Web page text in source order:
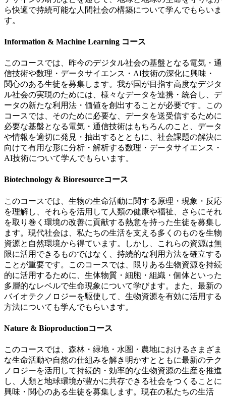
ら快適で持続可能な人間社会の構築について学んでもらいま
す。
Information & Machine Learning コース
このコースでは、昨今のデジタル社会の基盤となる電気・通
信技術や数理・データサイエンス・ AI技術の深化に興味・
関心のある生徒を募集します。我が国が目指す高度なデジタ
ル社会の実現のためには、様々なデータを連携・統合し、デ
ータの新たな利用法・価値を創出することが必要です。この
コースでは、そのために必要な、データを送受信するために
必要な基盤となる電気・通信技術はもちろんのこと、データ
や情報を適切に発見・抽出するとともに、社会課題の解決に
向けて有用な形に分析・解析する数理・データサイエンス・
AI技術について学んでもらいます。
Biotechnology & Bioresourceコース
このコースでは、生物の生命活動に関する原理・現象・反応
を理解し、それらを活用して人類の健康や福祉、さらにそれ
を取り巻く環境の改善に貢献する熱意を持った生徒を募集し
ます。現代社会は、私たちの生活を支える多くのものを生物
資源と自然環境から得ています。しかし、これらの資源は無
限に活用できるものではなく、持続的な利用方法を確立する
ことが重要です。このコースでは、限りある生物資源を持続
的に活用するために、生体物質・細胞・組織・個体といった
多層的なレベルで生命現象について学びます。また、最新の
バイオテクノロジーを駆使して、生物資源を有効に活用する
方法についても学んでもらいます。
Nature & Bioproductionコース
このコースでは、森林・緑地・水圏・農地におけるさまざま
な生命活動や自然の仕組みを解き明かすとともに最新のテク
ノロジーを活用して持続的・効率的な生物資源の生産を推進
し、人類と地球環境が豊かに共存できる社会をつくることに
興味・関心のある生徒を募集します。現在の私たちの生活